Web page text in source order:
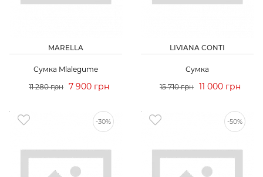
MARELLA
Сумка Mlalegume
11 280 грн 7 900 грн
LIVIANA CONTI
Сумка
15 710 грн 11 000 грн
-30% -50%